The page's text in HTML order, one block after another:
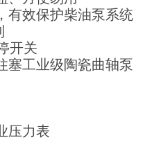
有效保护柴油泵系统
开关
塞工业级陶瓷曲轴泵
压力表